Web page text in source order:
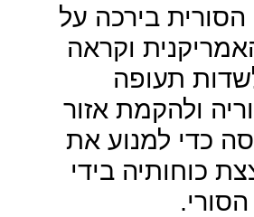
הסורית בירכה על
וקראה
תעופה
ולהקמת אזור
כדי למנוע את
כוחותיה בידי